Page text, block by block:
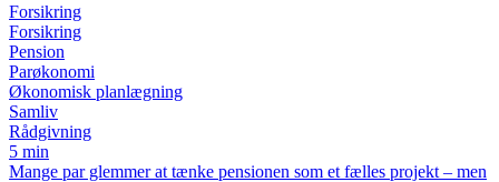
Forsikring
Forsikring
Pension
Parøkonomi
Økonomisk planlægning
Samliv
Rådgivning
5 min
Mange par glemmer at tænke pensionen som et fælles projekt – men